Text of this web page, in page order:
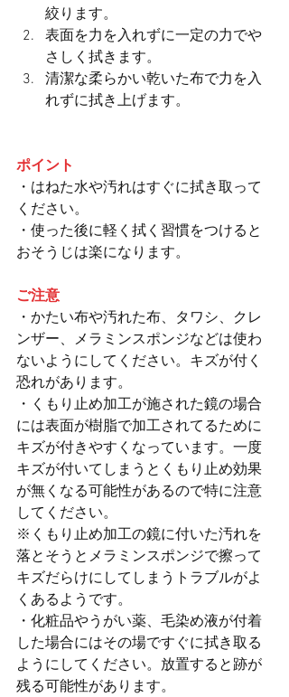
絞ります。
表面を力を入れずに一定の力でや
さしく拭きます。
清潔な柔らかい乾いた布で力を入
れずに拭き上げます。
ポイント
・はねた水や汚れはすぐに拭き取って
ください。
・使った後に軽く拭く習慣をつけると
おそうじは楽になります。
ご注意
・かたい布や汚れた布、タワシ、クレ
ンザー、メラミンスポンジなどは使わ
ないようにしてください。キズが付く
恐れがあります。
・くもり止め加工が施された鏡の場合
には表面が樹脂で加工されてるために
キズが付きやすくなっています。一度
キズが付いてしまうとくもり止め効果
が無くなる可能性があるので特に注意
してください。
※くもり止め加工の鏡に付いた汚れを
落とそうとメラミンスポンジで擦って
キズだらけにしてしまうトラブルがよ
くあるようです。
・化粧品やうがい薬、毛染め液が付着
した場合にはその場ですぐに拭き取る
ようにしてください。放置すると跡が
残る可能性があります。